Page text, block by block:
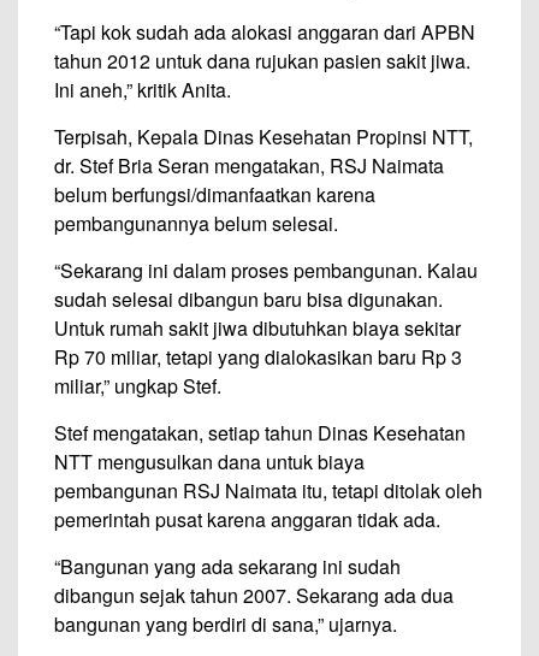
“Tapi kok sudah ada alokasi anggaran dari APBN
tahun 2012 untuk dana rujukan pasien sakit jiwa.
Ini aneh,” kritik Anita.
Terpisah, Kepala Dinas Kesehatan Propinsi NTT,
dr. Stef Bria Seran mengatakan, RSJ Naimata
belum berfungsi/dimanfaatkan karena
pembangunannya belum selesai.
“Sekarang ini dalam proses pembangunan. Kalau
sudah selesai dibangun baru bisa digunakan.
Untuk rumah sakit jiwa dibutuhkan biaya sekitar
Rp 70 miliar, tetapi yang dialokasikan baru Rp 3
miliar,” ungkap Stef.
Stef mengatakan, setiap tahun Dinas Kesehatan
NTT mengusulkan dana untuk biaya
pembangunan RSJ Naimata itu, tetapi ditolak oleh
pemerintah pusat karena anggaran tidak ada.
“Bangunan yang ada sekarang ini sudah
dibangun sejak tahun 2007. Sekarang ada dua
bangunan yang berdiri di sana,” ujarnya.